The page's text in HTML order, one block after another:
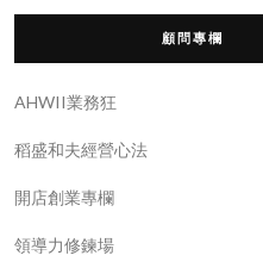
顧問專欄
AHWII業務狂
稻盛和夫經營心法
開店創業專欄
領導力修鍊場